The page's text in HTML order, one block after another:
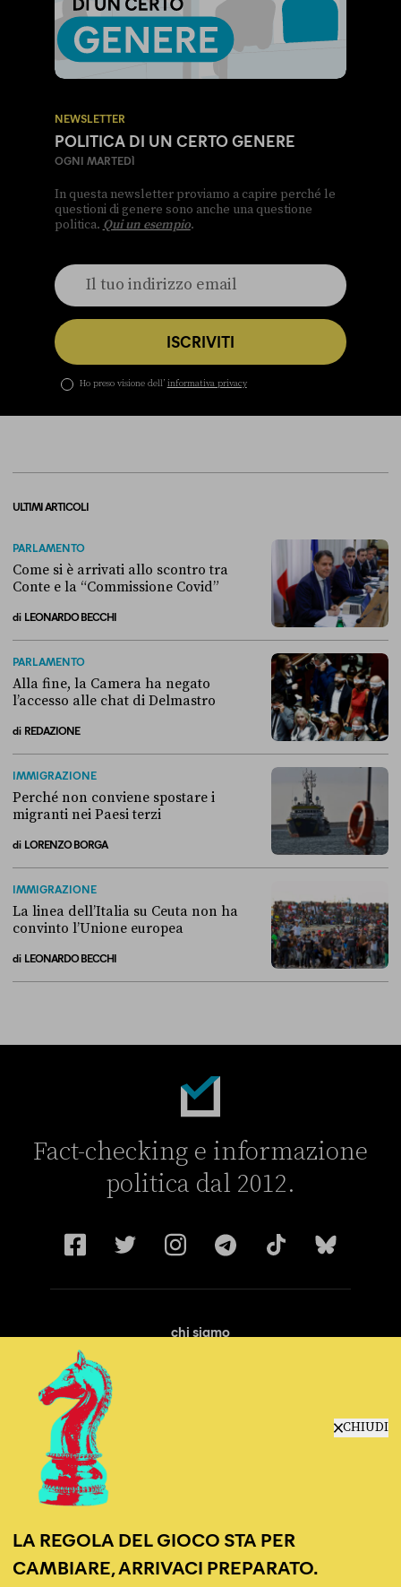
CHIUDI
LA REGOLA DEL GIOCO STA PER
CAMBIARE, ARRIVACI PREPARATO.
NEWSLETTER
POLITICA DI UN CERTO GENERE
OGNI MARTEDÌ
In questa newsletter proviamo a capire perché le
questioni di genere sono anche una questione
politica. Qui un esempio.
ISCRIVITI
Ho preso visione dell’ informativa privacy
ULTIMI ARTICOLI
PARLAMENTO
Come si è arrivati allo scontro tra
Conte e la “Commissione Covid”
di LEONARDO BECCHI
PARLAMENTO
Alla fine, la Camera ha negato
l’accesso alle chat di Delmastro
di REDAZIONE
IMMIGRAZIONE
Perché non conviene spostare i
migranti nei Paesi terzi
di LORENZO BORGA
IMMIGRAZIONE
La linea dell’Italia su Ceuta non ha
convinto l’Unione europea
di LEONARDO BECCHI
Fact-checking e informazione
politica dal 2012.
chi siamo